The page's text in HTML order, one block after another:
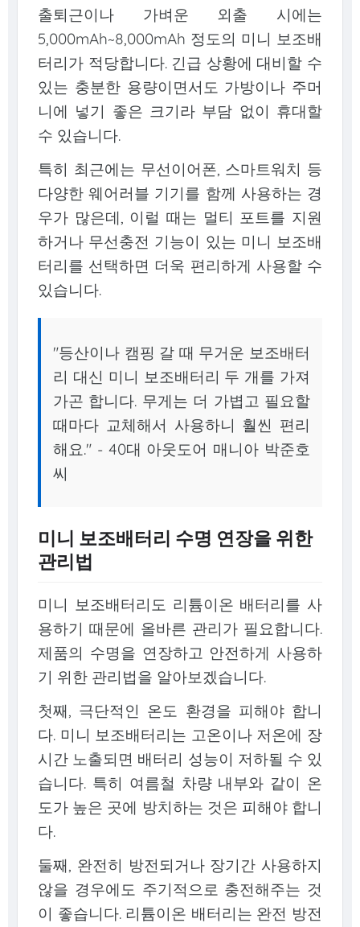
출퇴근이나 가벼운 외출 시에는
5,000mAh~8,000mAh 정도의 미니 보조배
터리가 적당합니다. 긴급 상황에 대비할 수
있는 충분한 용량이면서도 가방이나 주머
니에 넣기 좋은 크기라 부담 없이 휴대할
수 있습니다.
특히 최근에는 무선이어폰, 스마트워치 등
다양한 웨어러블 기기를 함께 사용하는 경
우가 많은데, 이럴 때는 멀티 포트를 지원
하거나 무선충전 기능이 있는 미니 보조배
터리를 선택하면 더욱 편리하게 사용할 수
있습니다.
"등산이나 캠핑 갈 때 무거운 보조배터
리 대신 미니 보조배터리 두 개를 가져
가곤 합니다. 무게는 더 가볍고 필요할
때마다 교체해서 사용하니 훨씬 편리
해요." - 40대 아웃도어 매니아 박준호
씨
미니 보조배터리 수명 연장을 위한
관리법
미니 보조배터리도 리튬이온 배터리를 사
용하기 때문에 올바른 관리가 필요합니다.
제품의 수명을 연장하고 안전하게 사용하
기 위한 관리법을 알아보겠습니다.
첫째, 극단적인 온도 환경을 피해야 합니
다. 미니 보조배터리는 고온이나 저온에 장
시간 노출되면 배터리 성능이 저하될 수 있
습니다. 특히 여름철 차량 내부와 같이 온
도가 높은 곳에 방치하는 것은 피해야 합니
다.
둘째, 완전히 방전되거나 장기간 사용하지
않을 경우에도 주기적으로 충전해주는 것
이 좋습니다. 리튬이온 배터리는 완전 방전